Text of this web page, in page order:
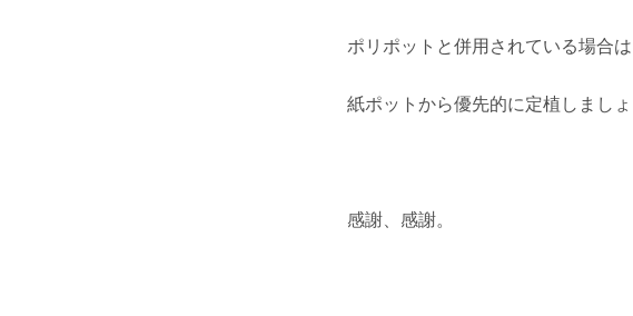
ポリポットと併用されている場合は
紙ポットから優先的に定植しましょ
感謝、感謝。